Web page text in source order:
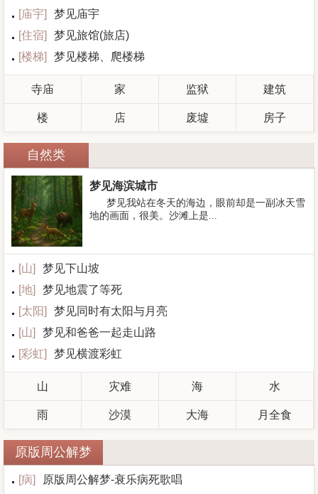
[庙宇]
梦见庙宇
[住宿]
梦见旅馆(旅店)
[楼梯] 梦见楼梯、爬楼梯
寺庙 家 监狱 建筑
楼 店 废墟 房子
自然类
梦见海滨城市
梦见我站在冬天的海边，眼前却是一副冰天雪
地的画面，很美。沙滩上是...
[山]
梦见下山坡
[地]
梦见地震了等死
[太阳]
梦见同时有太阳与月亮
[山]
梦见和爸爸一起走山路
[彩虹] 梦见横渡彩虹
山 灾难 海 水
雨 沙漠 大海 月全食
原版周公解梦
[病]
原版周公解梦-衰乐病死歌唱